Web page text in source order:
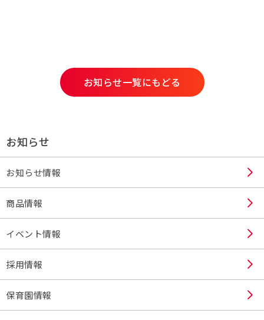
お知らせ一覧にもどる
お知らせ
お知らせ情報
商品情報
イベント情報
採用情報
保育園情報